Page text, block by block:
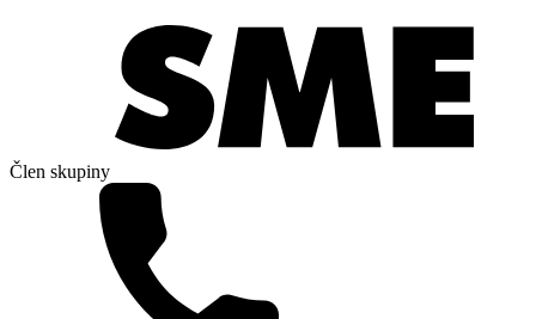
Člen skupiny